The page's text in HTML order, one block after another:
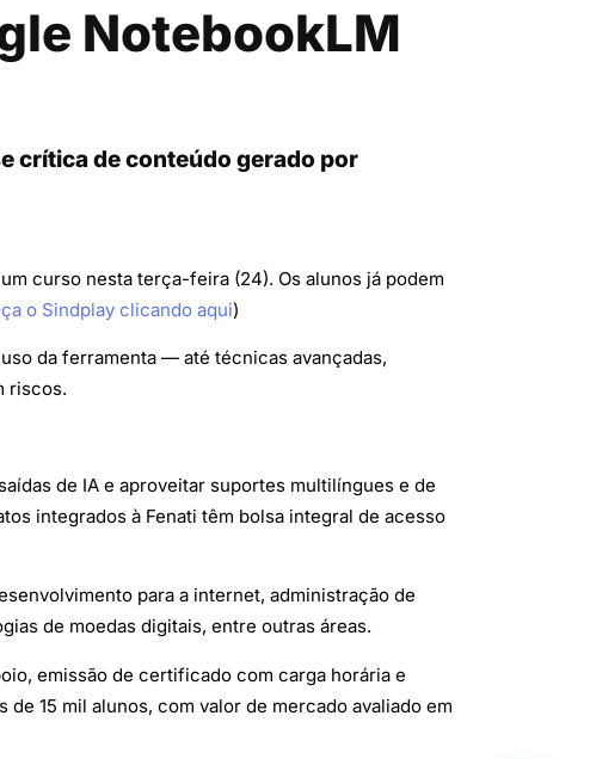
NotebookLM
crítica de conteúdo gerado por
curso nesta terça-feira (24). Os alunos já podem
o Sindplay clicando aqui)
da ferramenta — até técnicas avançadas,
riscos.
de IA e aproveitar suportes multilíngues e de
integrados à Fenati têm bolsa integral de acesso
para a internet, administração de
de moedas digitais, entre outras áreas.
emissão de certificado com carga horária e
15 mil alunos, com valor de mercado avaliado em